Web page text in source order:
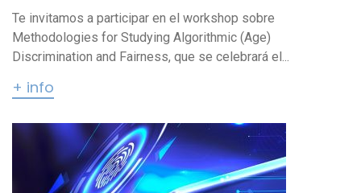
Te invitamos a participar en el workshop sobre
Methodologies for Studying Algorithmic (Age)
Discrimination and Fairness, que se celebrará el...
+ info